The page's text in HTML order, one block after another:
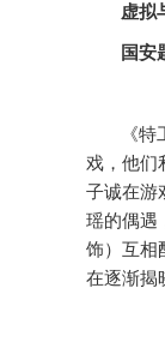
虚拟
国安
《
戏，他们
子诚在游
瑶的偶遇
饰）互相
在逐渐揭